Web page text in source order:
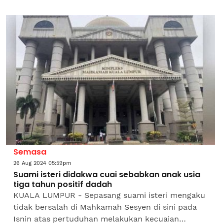
berusia 17 tahun...
Semasa
26 Aug 2024 05:59pm
Suami isteri didakwa cuai sebabkan anak usia
tiga tahun positif dadah
KUALA LUMPUR - Sepasang suami isteri mengaku
tidak bersalah di Mahkamah Sesyen di sini pada
Isnin atas pertuduhan melakukan kecuaian